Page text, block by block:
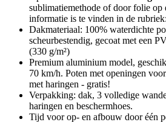
sublimatiemethode of door folie op
informatie is te vinden in de rubriek:
Dakmateriaal: 100% waterdichte
scheurbestendig, gecoat met een
(330 g/m²)
Premium aluminium model,
70 km/h. Poten met openingen
met haringen - gratis!
Verpakking: dak, 3 volledige
haringen en beschermhoes.
Tijd voor op- en afbouw door één